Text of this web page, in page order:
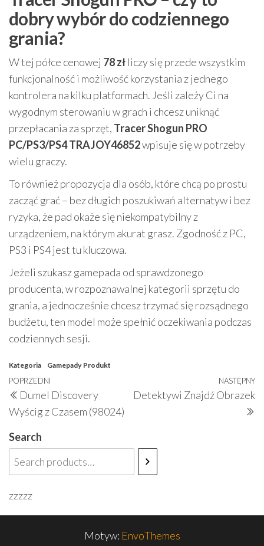
dobry wybór do codziennego
grania?
W tej półce cenowej 78 zł liczy się przede wszystkim
funkcjonalność i możliwość korzystania z jednego
kontrolera na kilku platformach. Jeśli zależy Ci na
wygodnym sterowaniu w grach i chcesz uniknąć
przepłacania za sprzęt, Tracer Shogun PRO
PC/PS3/PS4 TRAJOY46852wpisuje się w potrzeby
wielu graczy.
To również propozycja dla osób, które chcą po prostu
zacząć grać – bez długich poszukiwań alternatyw i bez
ryzyka, że pad okaże się niekompatybilny z
urządzeniem, na którym akurat grasz. Zgodność z PC,
PS3 i PS4 jest tu kluczowa.
Jeżeli szukasz gamepada od sprawdzonego
producenta, w rozpoznawalnej kategorii sprzętu do
grania, a jednocześnie chcesz trzymać się rozsądnego
budżetu, ten model może spełnić oczekiwania podczas
codziennych sesji.
Kategoria Gamepady Produkt
Nawigacja
wpisu
Poprzedni
wpis
POPRZEDNI
Dumel Discovery
Wyścig z Czasem (98024)
NASTĘPNY
Detektywi Znajdź Obrazek
Search
zzzzz
Motyw: EnvoThemes